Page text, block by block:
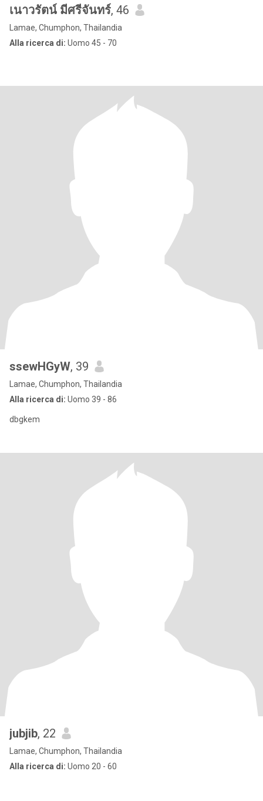
เนาวรัตน์ มีศรีจันทร์, 46
Lamae, Chumphon, Thailandia
Alla ricerca di: Uomo 45 - 70
ssewHGyW, 39
Lamae, Chumphon, Thailandia
Alla ricerca di: Uomo 39 - 86
dbgkem
jubjib, 22
Lamae, Chumphon, Thailandia
Alla ricerca di: Uomo 20 - 60